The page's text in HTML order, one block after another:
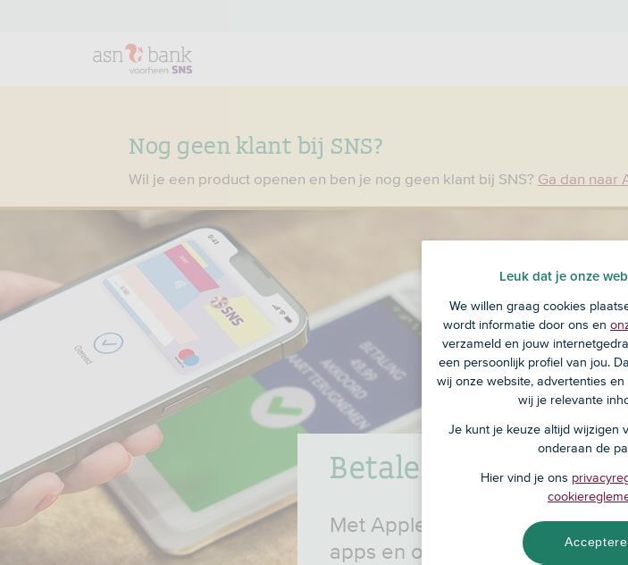
Nog geen klant bij SNS?
Wil je een product openen en ben je nog geen klant bij SNS? Ga dan naar
Betalen met Apple
Met Apple Pay betaal je
apps en online met je iPhone,
Leuk dat je onze
We willen graag cookies
wordt informatie door ons en
verzameld en jouw
een persoonlijk profiel van jou.
wij onze website, advertenties
wij je relevante
Je kunt je keuze altijd wijzigen
onderaan de
Hier vind je ons